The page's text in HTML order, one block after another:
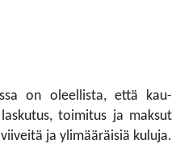
on oleellista, että kau­
toimitus ja maksut
ja ylimääräisiä kuluja.